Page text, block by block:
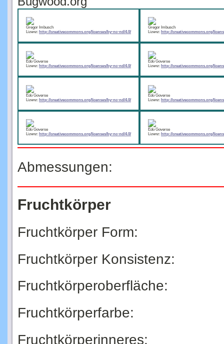
Gregor Imbusch
Lizenz:
Gregor Imbusch
Lizenz:
Edo Goverse
Lizenz:
Edo Goverse
Lizenz:
Edo Goverse
Lizenz:
Edo Goverse
Lizenz:
Edo Goverse
Lizenz:
Edo Goverse
Lizenz:
Abmessungen:
Fruchtkörper
Fruchtkörper Form:
Fruchtkörperoberfläche:
Fruchtkörperfarbe: